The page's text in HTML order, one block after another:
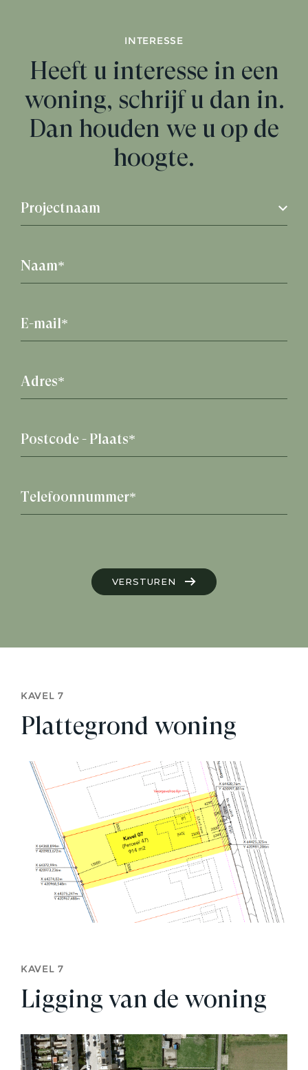
INTERESSE
Heeft u interesse in een
woning, schrijf u dan in.
Dan houden we u op de
hoogte.
Projectnaam
VERSTUREN
KAVEL 7
Plattegrond woning
KAVEL 7
Ligging van de woning